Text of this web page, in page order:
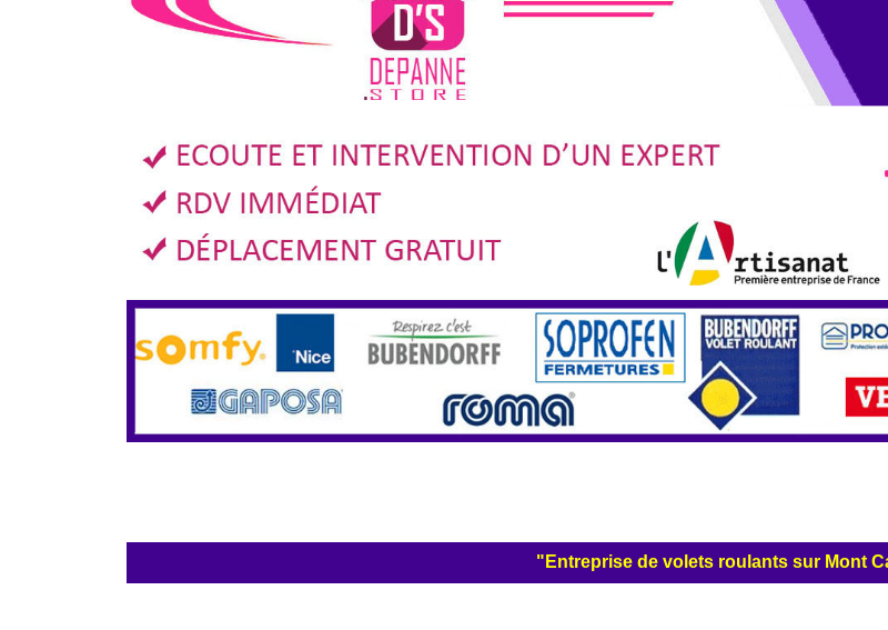
"Entreprise de volets roulants sur Mont